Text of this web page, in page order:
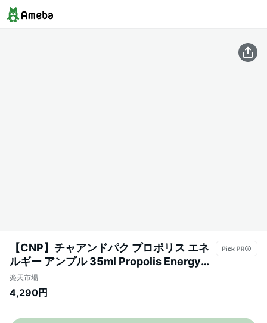
【CNP】チャアンドパク プロポリス エネ
ルギー アンプル 35ml Propolis Energy
Ampule 鎮静 肌荒れ 肌荒れ対策 CNP
Laboratory トラブルケア セラム 美容液 エ
スメ 海外通販
楽天市場
4,290円